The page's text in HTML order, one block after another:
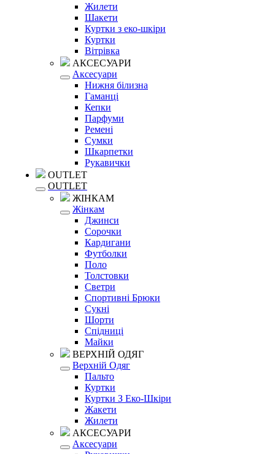
Жилети
Шакети
Куртки з еко-шкіри
Куртки
Вітрівка
АКСЕСУАРИ
Аксесуари
Нижня білизна
Гаманці
Кепки
Парфуми
Ремені
Сумки
Шкарпетки
Рукавички
OUTLET
OUTLET
ЖІНКАМ
Жінкам
Джинси
Сорочки
Кардигани
Футболки
Поло
Толстовки
Светри
Спортивні Брюки
Сукні
Шорти
Спідниці
Майки
ВЕРХНІЙ ОДЯГ
Верхній Одяг
Пальто
Куртки
Куртки З Еко-Шкіри
Жакети
Жилети
АКСЕСУАРИ
Аксесуари